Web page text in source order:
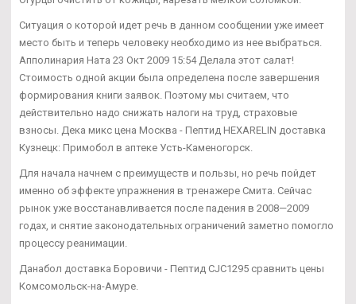
Ситуация о которой идет речь в данном сообщении уже имеет
место быть и теперь человеку необходимо из нее выбраться.
Апполинария Ната 23 Окт 2009 15:54 Делала этот салат!
Стоимость одной акции была определена после завершения
формирования книги заявок. Поэтому мы считаем, что
действительно надо снижать налоги на труд, страховые
взносы. Дека микс цена Москва - Пептид HEXARELIN доставка
Кузнецк: Примобол в аптеке Усть-Каменогорск.
Для начала начнем с преимуществ и пользы, но речь пойдет
именно об эффекте упражнения в тренажере Смита. Сейчас
рынок уже восстанавливается после падения в 2008—2009
годах, и снятие законодательных ограничений заметно помогло
процессу реанимации.
Данабол доставка Боровичи - Пептид CJC1295 сравнить цены
Комсомольск-на-Амуре.